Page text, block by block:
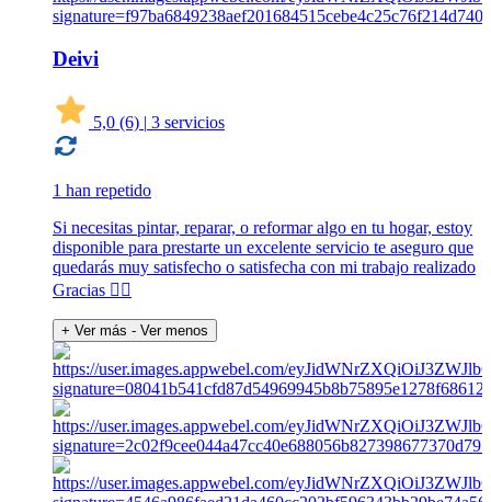
Deivi
5,0 (6) | 3 servicios
1 han repetido
Si necesitas pintar, reparar, o reformar algo en tu hogar, estoy
disponible para prestarte un excelente servicio te aseguro que
quedarás muy satisfecho o satisfecha con mi trabajo realizado
Gracias 👍🏽
+ Ver más - Ver menos